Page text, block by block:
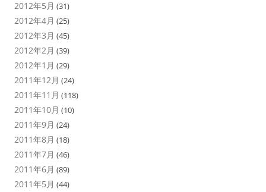
2012年5月 (31)
2012年4月 (25)
2012年3月 (45)
2012年2月 (39)
2012年1月 (29)
2011年12月 (24)
2011年11月 (118)
2011年10月 (10)
2011年9月 (24)
2011年8月 (18)
2011年7月 (46)
2011年6月 (89)
2011年5月 (44)